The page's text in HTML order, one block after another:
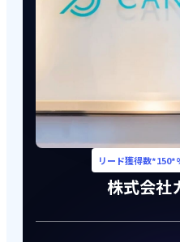
リード獲得数
株式会社